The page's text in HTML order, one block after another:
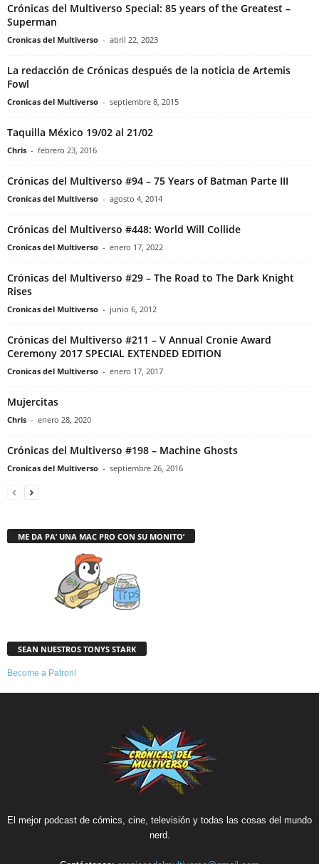
Crónicas del Multiverso Special: 85 years of the Greatest –
Superman
Cronicas del Multiverso - abril 22, 2023
La redacción de Crónicas después de la noticia de Artemis
Fowl
Cronicas del Multiverso - septiembre 8, 2015
Taquilla México 19/02 al 21/02
Chris - febrero 23, 2016
Crónicas del Multiverso #94 – 75 Years of Batman Parte III
Cronicas del Multiverso - agosto 4, 2014
Crónicas del Multiverso #448: World Will Collide
Cronicas del Multiverso - enero 17, 2022
Crónicas del Multiverso #29 – The Road to The Dark Knight
Rises
Cronicas del Multiverso - junio 6, 2012
Crónicas del Multiverso #211 – V Annual Cronie Award
Ceremony 2017 SPECIAL EXTENDED EDITION
Cronicas del Multiverso - enero 17, 2017
Mujercitas
Chris - enero 28, 2020
Crónicas del Multiverso #198 – Machine Ghosts
Cronicas del Multiverso - septiembre 26, 2016
ME DA PA’ UNA MAC PRO CON SU MONITO’
SEAN NUESTROS TONYS STARK
Become a Patron!
El mejor podcast de cómics, cine, televisión y todas las cosas del mundo
nerd.